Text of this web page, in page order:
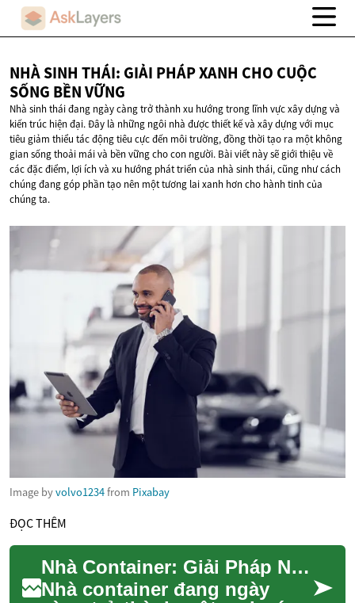
NHÀ SINH THÁI: GIẢI PHÁP XANH CHO CUỘC
SỐNG BỀN VỮNG
Nhà sinh thái đang ngày càng trở thành xu hướng trong lĩnh vực xây dựng và
kiến trúc hiện đại. Đây là những ngôi nhà được thiết kế và xây dựng với mục
tiêu giảm thiểu tác động tiêu cực đến môi trường, đồng thời tạo ra một không
gian sống thoải mái và bền vững cho con người. Bài viết này sẽ giới thiệu về
các đặc điểm, lợi ích và xu hướng phát triển của nhà sinh thái, cũng như cách
chúng đang góp phần tạo nên một tương lai xanh hơn cho hành tinh của
chúng ta.
Image byvolvo1234from Pixabay
ĐỌC THÊM
Nhà Container: Giải Pháp Nhà Ở Bền Vững và Sáng Tạo
Nhà container đang ngày